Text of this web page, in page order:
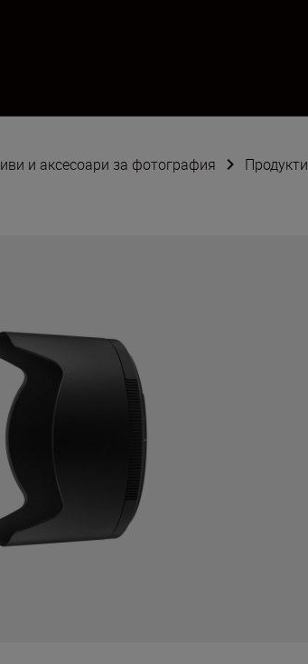
и аксесоари за фотография Продукти